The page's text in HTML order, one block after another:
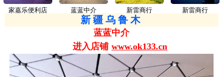
家嘉乐便利店 蓝蓝中介 新雷商行 新雷商行
新疆乌鲁木
蓝蓝中介
进入店铺 www.ok133.cn